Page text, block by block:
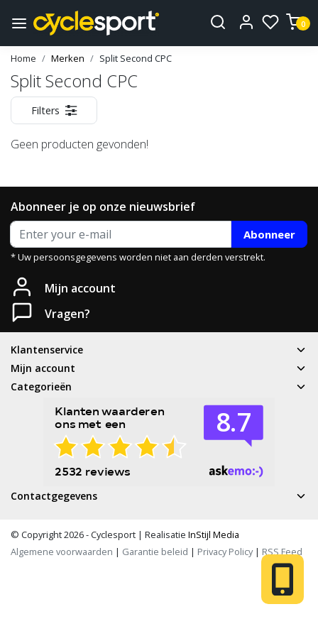
0
Home Merken Split Second CPC
Split Second CPC
Filters
Geen producten gevonden!
Abonneer je op onze nieuwsbrief
Abonneer
* Uw persoonsgegevens worden niet aan derden verstrekt.
Mijn account
Vragen?
Klantenservice
Mijn account
Categorieën
Contactgegevens
© Copyright 2026 - Cyclesport | Realisatie InStijl Media
Algemene voorwaarden | Garantie beleid | Privacy Policy| RSS Feed